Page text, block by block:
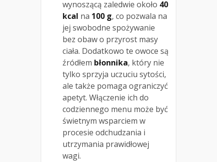
wynoszącą zaledwie około 40
kcal na 100 g, co pozwala na
jej swobodne spożywanie
bez obaw o przyrost masy
ciała. Dodatkowo te owoce są
źródłem błonnika, który nie
tylko sprzyja uczuciu sytości,
ale także pomaga ograniczyć
apetyt. Włączenie ich do
codziennego menu może być
świetnym wsparciem w
procesie odchudzania i
utrzymania prawidłowej
wagi.